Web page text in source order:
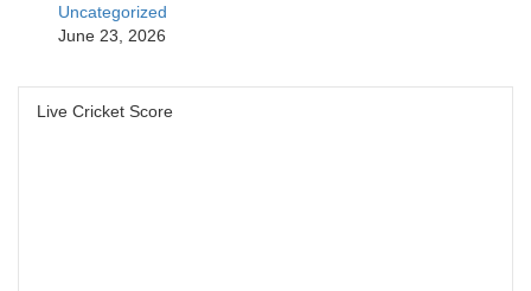
Uncategorized
June 23, 2026
Live Cricket Score